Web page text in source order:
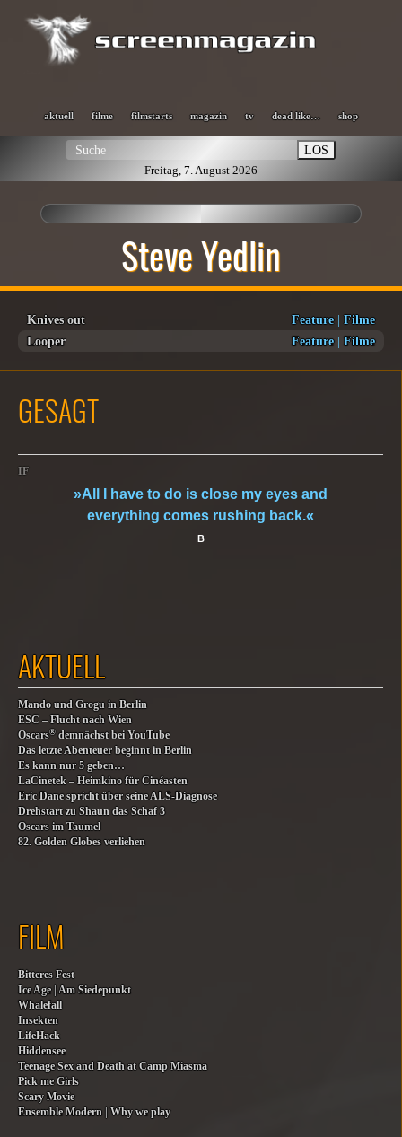
aktuell filme filmstarts magazin tv dead like… shop
LOS
Freitag, 7. August 2026
Steve Yedlin
Knives out Feature| Filme
Looper
Feature| Filme
GESAGT
IF
»All I have to do is close my eyes and
everything comes rushing back.«
B
AKTUELL
Mando und Grogu in Berlin
ESC – Flucht nach Wien
Oscars® demnächst bei YouTube
Das letzte Abenteuer beginnt in Berlin
Es kann nur 5 geben…
LaCinetek – Heimkino für Cinéasten
Eric Dane spricht über seine ALS-Diagnose
Drehstart zu Shaun das Schaf 3
Oscars im Taumel
82. Golden Globes verliehen
FILM
Bitteres Fest
Ice Age | Am Siedepunkt
Whalefall
Insekten
LifeHack
Hiddensee
Teenage Sex and Death at Camp Miasma
Pick me Girls
Scary Movie
Ensemble Modern | Why we play